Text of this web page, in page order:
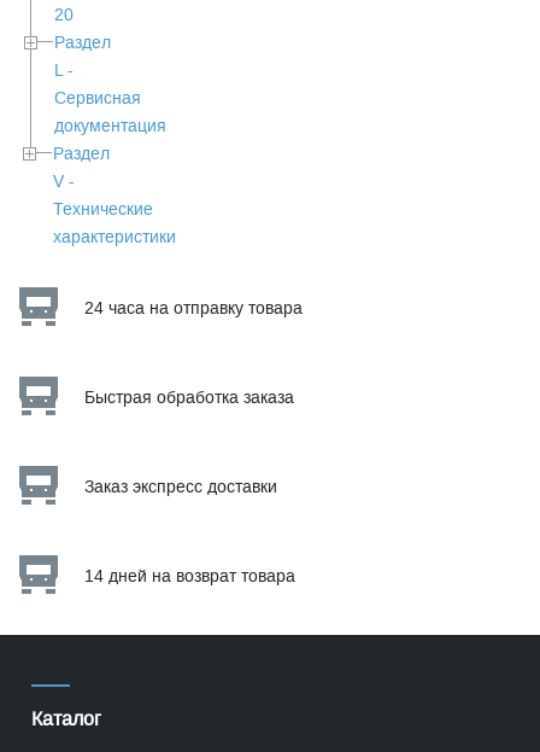
20
Раздел
L -
Сервисная
документация
Раздел
V -
Технические
характеристики
24 часа на отправку товара
Быстрая обработка заказа
Заказ экспресс доставки
14 дней на возврат товара
Каталог